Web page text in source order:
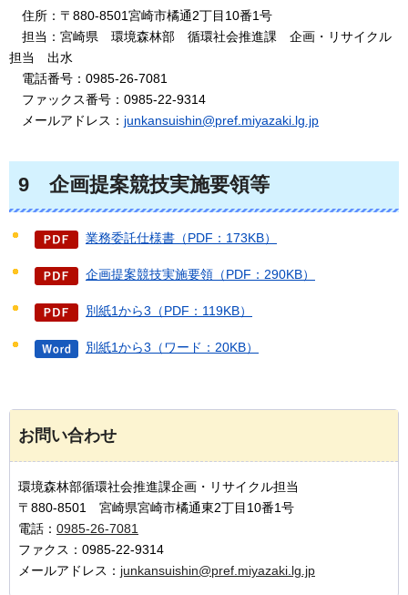
住所：〒880-8501宮崎市橘通2丁目10番1号
担当：宮崎県 環境森林部 循環社会推進課 企画・リサイクル
担当
出水
電話番号：0985-26-7081
フ ァックス番号：0985-22-9314
メールアドレス： junkansuishin@pref.miyazaki.lg.jp
9 企画提案競技実施要領等
業務委託仕様書（PDF：173KB）
企画提案競技実施要領（PDF：290KB）
別紙1から3（PDF：119KB）
別紙1から3（ワード：20KB）
お問い合わせ
環境森林部循環社会推進課企画・リサイクル担当
〒880-8501 宮崎県宮崎市橘通東2丁目10番1号
電話： 0985-26-7081
ファクス：0985-22-9314
メールアドレス： junkansuishin@pref.miyazaki.lg.jp